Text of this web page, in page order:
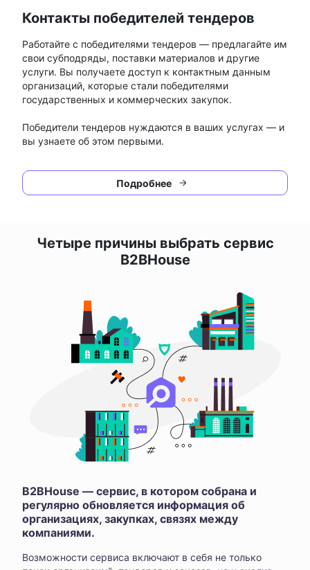
Контакты победителей тендеров
Работайте с победителями тендеров — предлагайте им
свои субподряды, поставки материалов и другие
услуги. Вы получаете доступ к контактным данным
организаций, которые стали победителями
государственных и коммерческих закупок.
Победители тендеров нуждаются в ваших услугах — и
вы узнаете об этом первыми.
Подробнее
Четыре причины выбрать сервис
B2BHouse
B2BHouse — сервис, в котором собрана и
регулярно обновляется информация об
организациях, закупках, связях между
компаниями.
Возможности сервиса включают в себя не только